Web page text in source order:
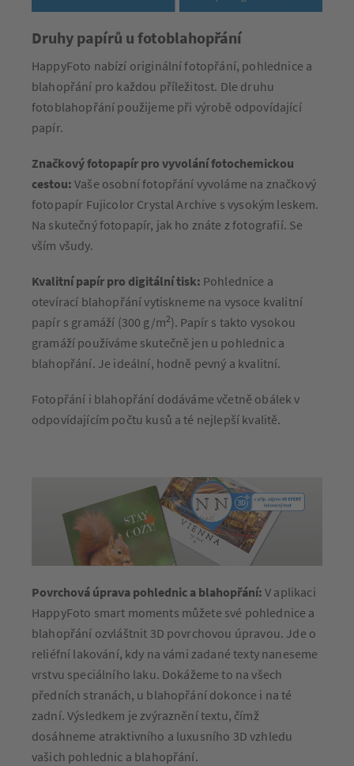
Druhy papírů u fotoblahopřání
HappyFoto nabízí originální fotopřání, pohlednice a
blahopřání pro každou příležitost. Dle druhu
fotoblahopřání použijeme při výrobě odpovídající
papír.
Značkový fotopapír pro vyvolání fotochemickou
cestou: Vaše osobní fotopřání vyvoláme na značkový
fotopapír Fujicolor Crystal Archive s vysokým leskem.
Na skutečný fotopapír, jak ho znáte z fotografií. Se
vším všudy.
Kvalitní papír pro digitální tisk: Pohlednice a
otevírací blahopřání vytiskneme na vysoce kvalitní
papír s gramáží (300 g/m2). Papír s takto vysokou
gramáží používáme skutečně jen u pohlednic a
blahopřání. Je ideální, hodně pevný a kvalitní.
Fotopřání i blahopřání dodáváme včetně obálek v
odpovídajícím počtu kusů a té nejlepší kvalitě.
Povrchová úprava pohlednic a blahopřání: V aplikaci
HappyFoto smart moments můžete své pohlednice a
blahopřání ozvláštnit 3D povrchovou úpravou. Jde o
reliéfní lakování, kdy na vámi zadané texty naneseme
vrstvu speciálního laku. Dokážeme to na všech
předních stranách, u blahopřání dokonce i na té
zadní. Výsledkem je zvýraznění textu, čímž
dosáhneme atraktivního a luxusního 3D vzhledu
vašich pohlednic a blahopřání.